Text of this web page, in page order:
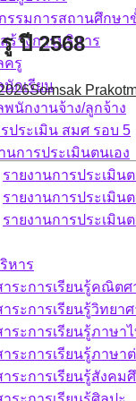
รรมการสถานศึกษา
ร้างการบริหาร
ครู
กเรียน
นักงานจ้าง/ลูกจ้าง
ประเมิน สมศ รอบ 5
นการประเมินตนเอง
รายงานการประเมิน
รายงานการประเมิน
รายงานการประเมิน
หาร
ระการเรียนรู้คณิตศ
ระการเรียนรู้วิทยา
ระการเรียนรู้ภาษา
ระการเรียนรู้ภาษา
ระการเรียนรู้สังค
ปี 2568
Somsak